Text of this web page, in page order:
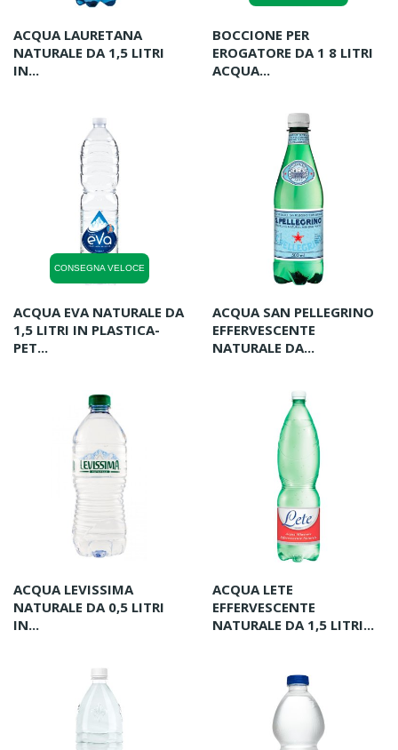
ACQUA LAURETANA
NATURALE DA 1,5 LITRI
IN...
BOCCIONE PER
EROGATORE DA 1 8 LITRI
ACQUA...
CONSEGNA VELOCE
ACQUA EVA NATURALE DA
1,5 LITRI IN PLASTICA-
PET...
ACQUA SAN PELLEGRINO
EFFERVESCENTE
NATURALE DA...
ACQUA LEVISSIMA
NATURALE DA 0,5 LITRI
IN...
ACQUA LETE
EFFERVESCENTE
NATURALE DA 1,5 LITRI...